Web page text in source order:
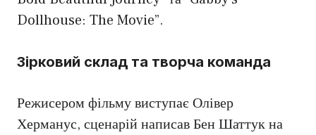
Dollhouse: The Movie”.
Зірковий склад та творча команда
Режисером фільму виступає Олівер
Херманус, сценарій написав Бен Шаттук на